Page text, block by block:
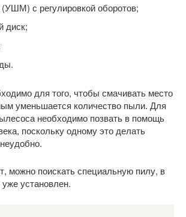
(УШМ) с регулировкой оборотов;
диск;
для того, чтобы смачивать место
уменьшается количество пыли. Для
необходимо позвать в помощь
поскольку одному это делать
можно поискать специальную пилу, в
установлен.